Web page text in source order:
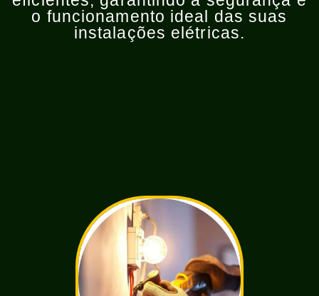
o funcionamento ideal das suas
instalações elétricas.